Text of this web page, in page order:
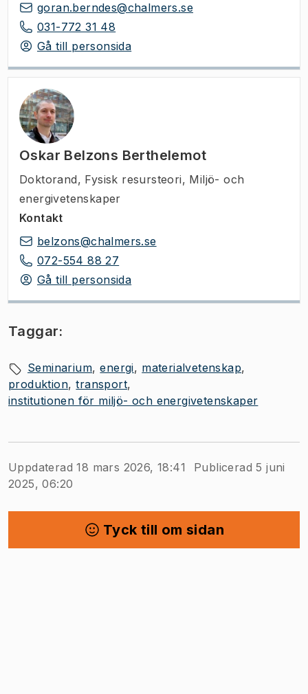
goran.berndes@chalmers.se
031-772 31 48
Gå till personsida
Oskar Belzons Berthelemot
Doktorand, Fysisk resursteori, Miljö- och
energivetenskaper
Kontakt
belzons@chalmers.se
072-554 88 27
Gå till personsida
Taggar:
Seminarium energi
materialvetenskap
produktion transport
institutionen för miljö- och energivetenskaper
Uppdaterad 18 mars 2026, 18:41
Publicerad 5 juni
2025, 06:20
Tyck till om sidan